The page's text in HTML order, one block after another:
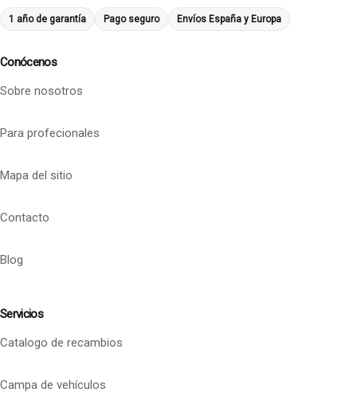
1 año de garantía Pago seguro Envíos España y Europa
Conócenos
Sobre nosotros
Para profecionales
Mapa del sitio
Contacto
Blog
Servicios
Catalogo de recambios
Campa de vehículos